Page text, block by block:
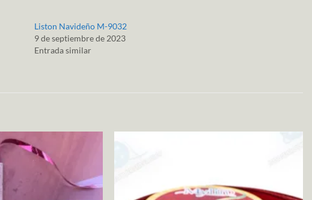
Liston Navideño M-9032
9 de septiembre de 2023
Entrada similar